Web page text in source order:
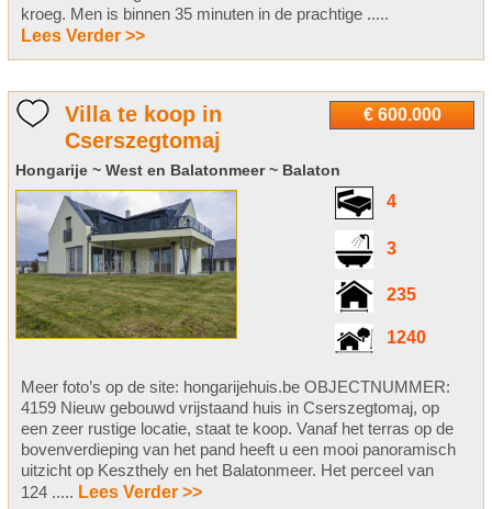
kroeg. Men is binnen 35 minuten in de prachtige .....
Lees Verder >>
€ 600.000
Villa te koop in
Сserszegtomaj
Hongarije ~ West en Balatonmeer ~ Balaton
4
3
235
1240
Meer foto’s op de site: hongarijehuis.be OBJECTNUMMER:
4159 Nieuw gebouwd vrijstaand huis in Cserszegtomaj, op
een zeer rustige locatie, staat te koop. Vanaf het terras op de
bovenverdieping van het pand heeft u een mooi panoramisch
uitzicht op Keszthely en het Balatonmeer. Het perceel van
124 ..... Lees Verder >>